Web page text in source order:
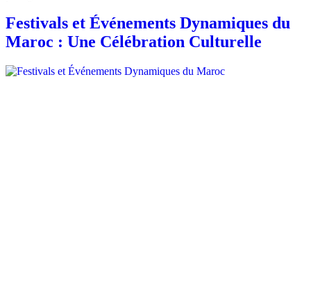
Festivals et Événements Dynamiques du
Maroc : Une Célébration Culturelle